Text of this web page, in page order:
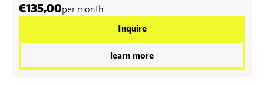
€135,00per month
Inquire
learn more